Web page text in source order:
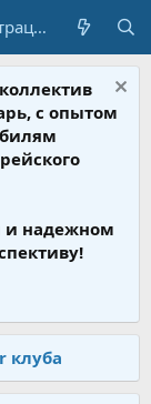
Регистрация
с опытом
и надежном
клуба